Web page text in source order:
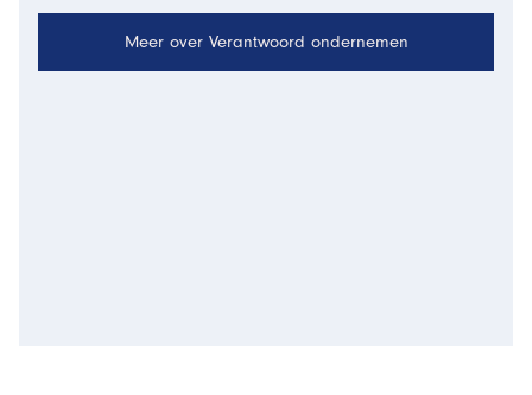
Meer over Verantwoord ondernemen